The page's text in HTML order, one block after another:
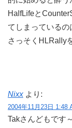
HalfLifeと
てしまっているの
さっそくHLRally
Nixx より:
2004年11月23日 1:48
Takさんどもです～